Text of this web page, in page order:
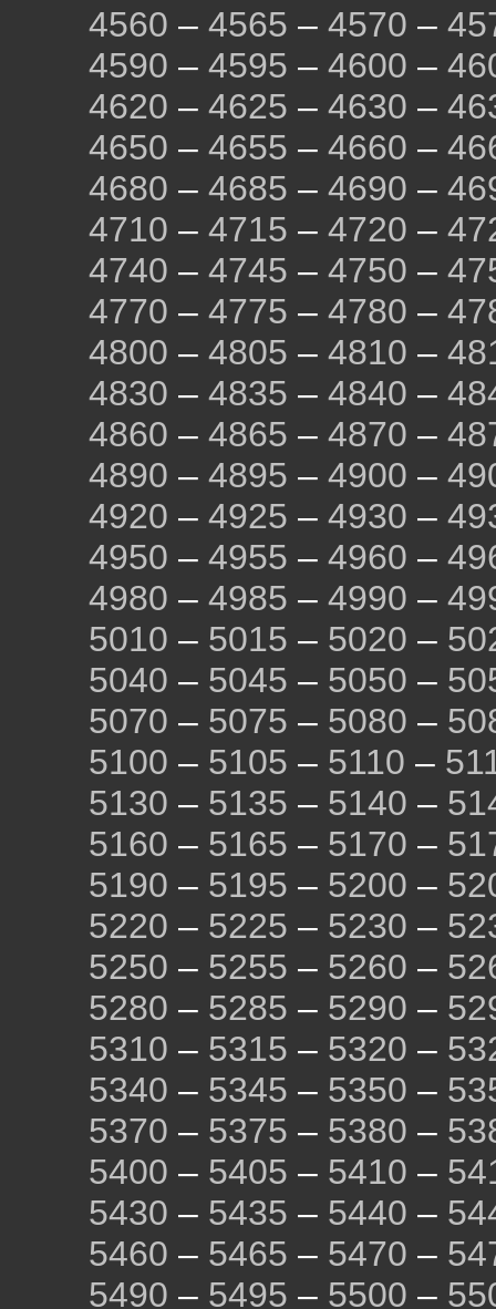
4560 – 4565 – 4570 –
4590 – 4595 – 4600 –
4620 – 4625 – 4630 –
4650 – 4655 – 4660 –
4680 – 4685 – 4690 –
4710 – 4715 – 4720 –
4740 – 4745 – 4750 –
4770 – 4775 – 4780 –
4800 – 4805 – 4810 –
4830 – 4835 – 4840 –
4860 – 4865 – 4870 –
4890 – 4895 – 4900 –
4920 – 4925 – 4930 –
4950 – 4955 – 4960 –
4980 – 4985 – 4990 –
5010 – 5015 – 5020 –
5040 – 5045 – 5050 –
5070 – 5075 – 5080 –
5100 – 5105 – 5110 –
5130 – 5135 – 5140 –
5160 – 5165 – 5170 –
5190 – 5195 – 5200 –
5220 – 5225 – 5230 –
5250 – 5255 – 5260 –
5280 – 5285 – 5290 –
5310 – 5315 – 5320 –
5340 – 5345 – 5350 –
5370 – 5375 – 5380 –
5400 – 5405 – 5410 –
5430 – 5435 – 5440 –
5460 – 5465 – 5470 –
5490 – 5495 – 5500 –